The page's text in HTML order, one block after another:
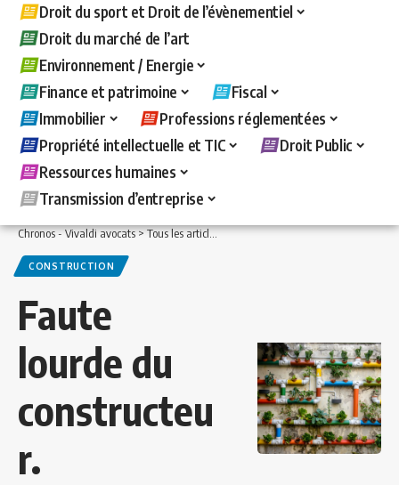
Droit du sport et Droit de l’évènementiel
Droit du marché de l’art
Environnement / Energie
Finance et patrimoine
Fiscal
Immobilier
Professions réglementées
Propriété intellectuelle et TIC
Droit Public
Ressources humaines
Transmission d’entreprise
Chronos - Vivaldi avocats>Tous les articles >Immobilier>Construction>Faute
CONSTRUCTION
Faute
lourde du
constructeu
r.